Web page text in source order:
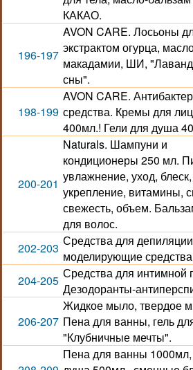
КАКАО.
196-197
AVON CARE. Лосьоны
экстрактом огурца,
макадамии, ШИ,
сны".
198-199
AVON CARE.
средства. Кремы для
400мл.! Гели для душа
200-201
Naturals. Шампуни и
кондиционеры 250 мл.
увлажнение, уход, блеск,
укрепление, витамины,
свежесть, объем.
для волос.
202-203 Средства для
моделирующие
204-205 Средства для интимной
Дезодоранты-
206-207
Жидкое мыло, твердое
Пена для ванны, гель
"Клубничные мечты".
Пена для ванны 1000мл,